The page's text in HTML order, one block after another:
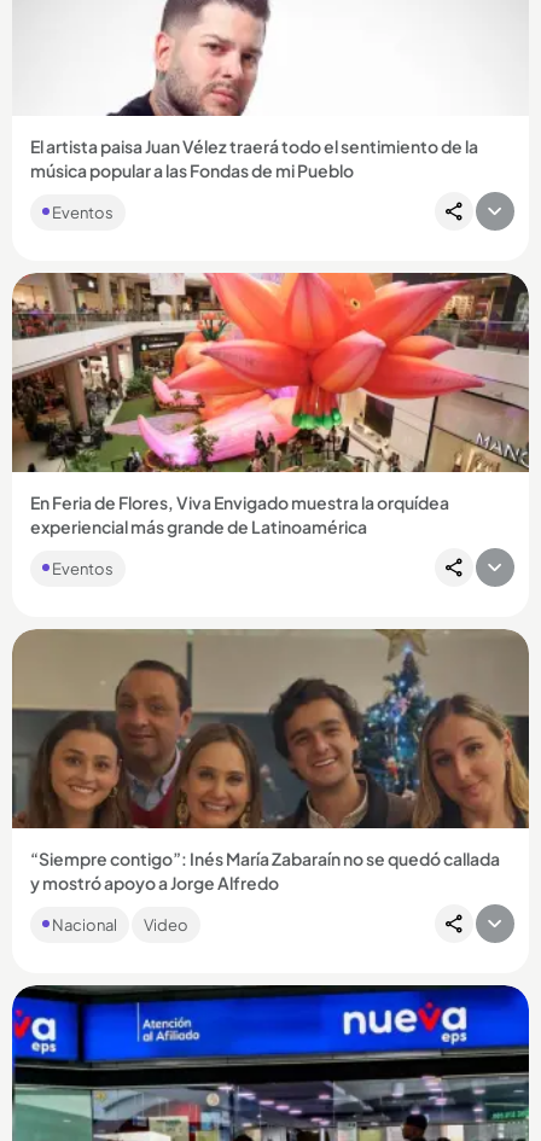
Compartir Noticia
El artista paisa Juan Vélez traerá todo el sentimiento de la
música popular a las Fondas de mi Pueblo
Eventos
Compartir Noticia
En Feria de Flores, Viva Envigado muestra la orquídea
experiencial más grande de Latinoamérica
Eventos
Compartir Noticia
“Siempre contigo”: Inés María Zabaraín no se quedó callada
y mostró apoyo a Jorge Alfredo
La periodista había permanecido en las sombras desde que
estalló el escándalo, pero recientemente mostró que sigue al
Nacional Video
Compartir Noticia